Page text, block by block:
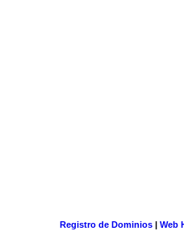
Registro de Dominios| Web